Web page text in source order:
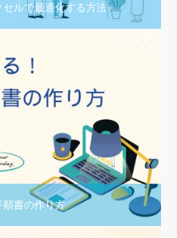
ルで最適化する方法
順書の作り方